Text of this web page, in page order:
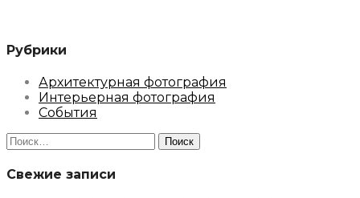
Рубрики
Архитектурная фотография
Интерьерная фотография
События
Найти:
Свежие записи